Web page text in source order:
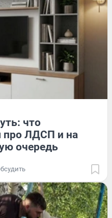
что
про ЛДСП и на
очередь